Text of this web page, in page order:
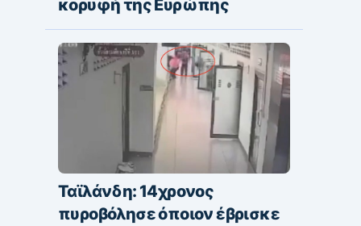
κορυφή της Ευρώπης
Ταϊλάνδη: 14χρονος
πυροβόλησε όποιον έβρισκε